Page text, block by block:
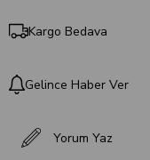
Kargo Bedava
Gelince Haber Ver
Yorum Yaz